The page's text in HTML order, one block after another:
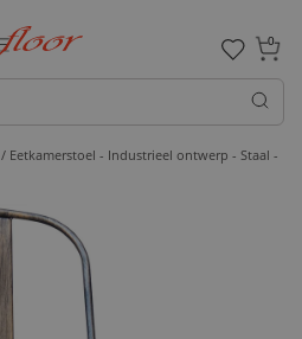
0
/ Eetkamerstoel - Industrieel ontwerp - Staal -